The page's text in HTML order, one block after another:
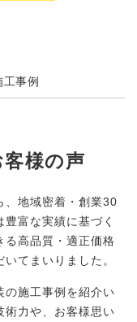
工事例
客様の声
、地域密着・創業30
富な実績に基づく
る高品質・適正価格
てまいりました。
の施工事例を紹介い
術力や、お客様思い